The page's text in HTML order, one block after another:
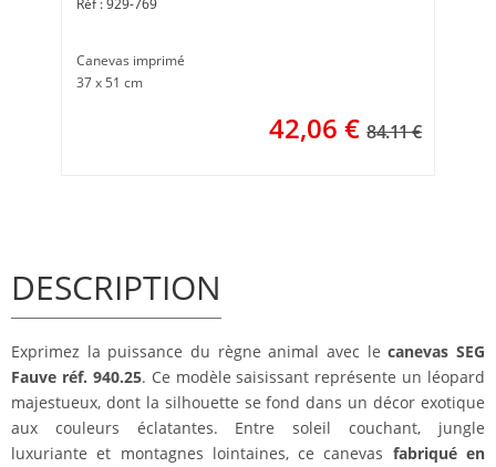
929-769
Canevas imprimé
37 x 51 cm
42,06 € 84.11 €
DESCRIPTION
Exprimez la puissance du règne animal avec lecanevas SEG
Fauve réf. 940.25. Ce modèle saisissant représente un léopard
majestueux, dont la silhouette se fond dans un décor exotique
aux couleurs éclatantes. Entre soleil couchant, jungle
luxuriante et montagnes lointaines, ce canevas fabriqué en